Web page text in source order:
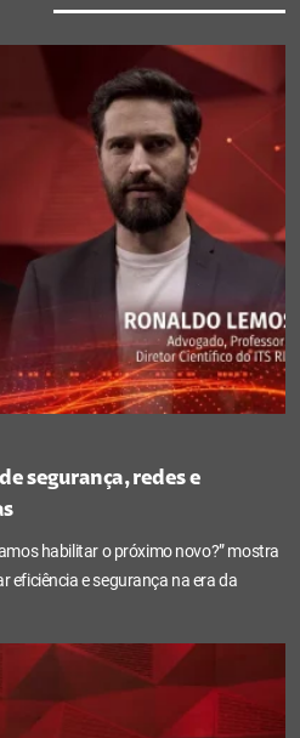
segurança, redes e
habilitar o próximo novo?” mostra
eficiência e segurança na era da